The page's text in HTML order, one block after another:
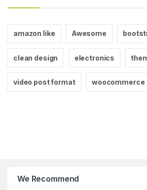
amazon like Awesome
clean design electronics
video post format woocommerce
We Recommend